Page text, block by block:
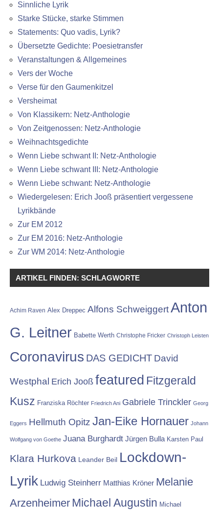
Sinnliche Lyrik
Starke Stücke, starke Stimmen
Statements: Quo vadis, Lyrik?
Übersetzte Gedichte: Poesietransfer
Veranstaltungen & Allgemeines
Vers der Woche
Verse für den Gaumenkitzel
Versheimat
Von Klassikern: Netz-Anthologie
Von Zeitgenossen: Netz-Anthologie
Weihnachtsgedichte
Wenn Liebe schwant II: Netz-Anthologie
Wenn Liebe schwant III: Netz-Anthologie
Wenn Liebe schwant: Netz-Anthologie
Wiedergelesen: Erich Jooß präsentiert vergessene
Lyrikbände
Zur EM 2012
Zur EM 2016: Netz-Anthologie
Zur WM 2014: Netz-Anthologie
ARTIKEL FINDEN: SCHLAGWORTE
Achim Raven Alex Dreppec Alfons SchweiggertAnton
G. Leitner Babette Werth Christophe Fricker Christoph Leisten
Coronavirus DAS GEDICHT David
Westphal Erich Jooß featured Fitzgerald
Kusz Franziska Röchter Friedrich Ani Gabriele Trinckler Georg
Eggers Hellmuth Opitz Jan-Eike Hornauer Johann
Wolfgang von Goethe Juana Burghardt Jürgen Bulla Karsten Paul
Klara Hurkova Leander Beil Lockdown-
Lyrik Ludwig Steinherr Matthias Kröner Melanie
Arzenheimer Michael Augustin Michael